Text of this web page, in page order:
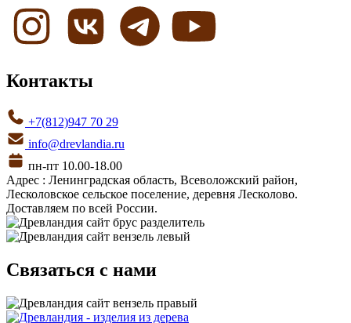
Контакты
+7(812)947 70 29
info@drevlandia.ru
пн-пт 10.00-18.00
Адрес : Ленинградская область, Всеволожский район,
Лесколовское сельское поселение, деревня Лесколово.
Доставляем по всей России.
Связаться с нами